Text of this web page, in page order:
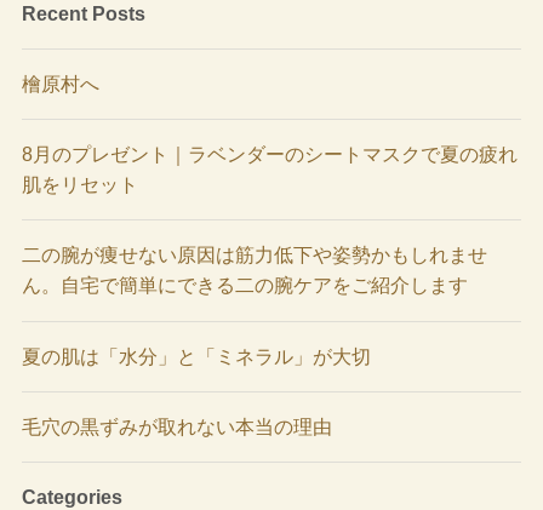
Recent Posts
檜原村へ
8月のプレゼント｜ラベンダーのシートマスクで夏の疲れ
肌をリセット
二の腕が痩せない原因は筋力低下や姿勢かもしれませ
ん。自宅で簡単にできる二の腕ケアをご紹介します
夏の肌は「水分」と「ミネラル」が大切
毛穴の黒ずみが取れない本当の理由
Categories